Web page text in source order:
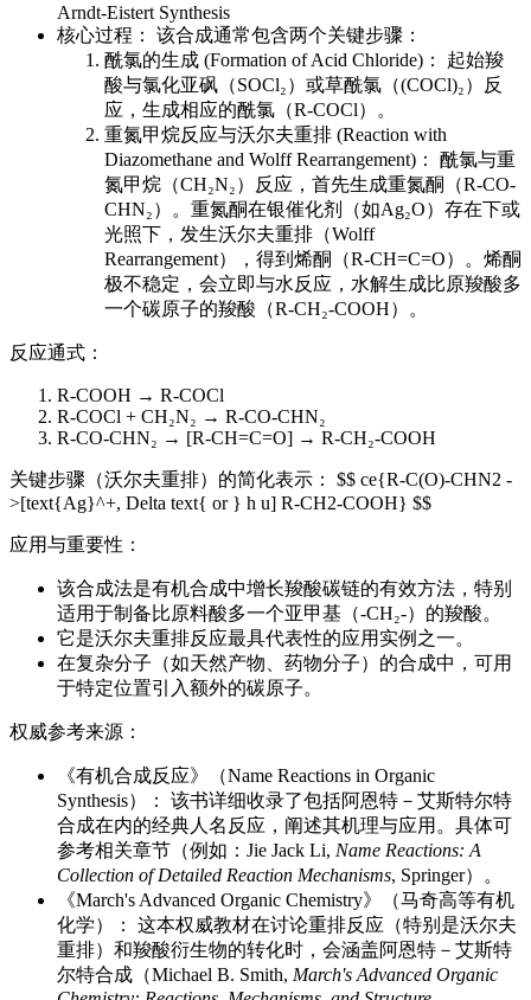
Arndt-Eistert Synthesis
核心过程： 该合成通常包含两个关键步骤：
酰氯的生成 (Formation of Acid Chloride)： 起始羧
酸与氯化亚砜（SOCl₂）或草酰氯（(COCl)₂）反
应，生成相应的酰氯（R-COCl）。
重氮甲烷反应与沃尔夫重排 (Reaction with
Diazomethane and Wolff Rearrangement)： 酰氯与重
氮甲烷（CH₂N₂）反应，首先生成重氮酮（R-CO-
CHN₂）。重氮酮在银催化剂（如Ag₂O）存在下或
光照下，发生沃尔夫重排（Wolff
Rearrangement），得到烯酮（R-CH=C=O）。烯酮
极不稳定，会立即与水反应，水解生成比原羧酸多
一个碳原子的羧酸（R-CH₂-COOH）。
反应通式：
R-COOH → R-COCl
R-COCl + CH₂N₂ → R-CO-CHN₂
R-CO-CHN₂ → [R-CH=C=O] → R-CH₂-COOH
关键步骤（沃尔夫重排）的简化表示： $$ ce{R-C(O)-CHN2 -
>[text{Ag}^+, Delta text{ or } h u] R-CH2-COOH} $$
应用与重要性：
该合成法是有机合成中增长羧酸碳链的有效方法，特别
适用于制备比原料酸多一个亚甲基（-CH₂-）的羧酸。
它是沃尔夫重排反应最具代表性的应用实例之一。
在复杂分子（如天然产物、药物分子）的合成中，可用
于特定位置引入额外的碳原子。
权威参考来源：
《有机合成反应》（Name Reactions in Organic
Synthesis）： 该书详细收录了包括阿恩特－艾斯特尔特
合成在内的经典人名反应，阐述其机理与应用。具体可
参考相关章节（例如：Jie Jack Li, Name Reactions: A
Collection of Detailed Reaction Mechanisms, Springer）。
《March's Advanced Organic Chemistry》（马奇高等有机
化学）： 这本权威教材在讨论重排反应（特别是沃尔夫
重排）和羧酸衍生物的转化时，会涵盖阿恩特－艾斯特
尔特合成（Michael B. Smith, March's Advanced Organic